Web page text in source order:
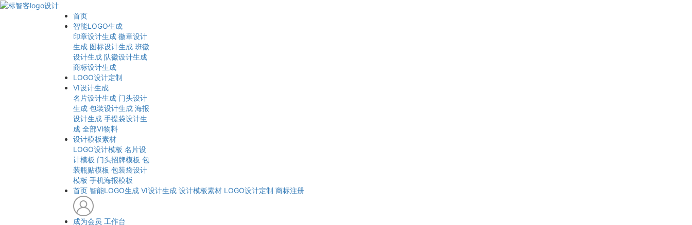
首页
智能LOGO生成
印章设计生成 徽章设计
生成 图标设计生成 班徽
设计生成 队徽设计生成
商标设计生成
LOGO设计定制
VI设计生成
名片设计生成 门头设计
生成 包装设计生成 海报
设计生成 手提袋设计生
成 全部VI物料
设计模板素材
LOGO设计模板 名片设
计模板 门头招牌模板 包
装瓶贴模板 包装袋设计
模板 手机海报模板
首页 智能LOGO生成 VI设计生成 设计模板素材 LOGO设计定制 商标注册
成为会员 工作台